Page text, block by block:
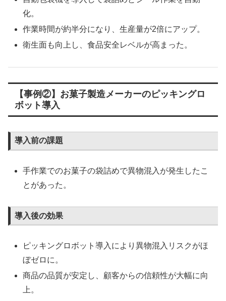
化。
作業時間が約半分になり、生産量が2倍にアップ。
衛生面も向上し、食品安全レベルが高まった。
【事例②】お菓子製造メーカーのピッキングロ
ボット導入
導入前の課題
手作業でのお菓子の袋詰めで異物混入が発生したこ
とがあった。
導入後の効果
ピッキングロボット導入により異物混入リスクがほ
ぼゼロに。
商品の品質が安定し、顧客からの信頼性が大幅に向
上。